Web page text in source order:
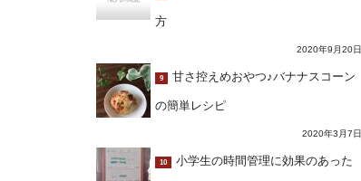
方
2020年9月20日
9 甘さ控えめおやつ♪バナナスコーン
の簡単レシピ
2020年3月7日
10 小学生の時間管理に効果のあった